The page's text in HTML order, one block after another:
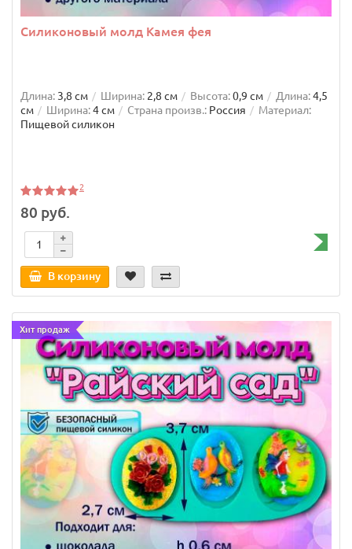
Силиконовый молд Камея фея
Длина: 3,8 см Ширина: 2,8 см Высота:0,9 см Длина:4,5
см
Ширина:4 см Страна произв.: Россия
Материал:
Пищевой силикон
2
80 руб.
В корзину
Хит продаж